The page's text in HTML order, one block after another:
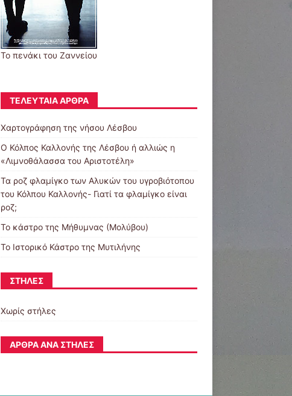
Το πενάκι του Ζαννείου
ΤΕΛΕΥΤΑΊΑ ΆΡΘΡΑ
Χαρτογράφηση της νήσου Λέσβου
Ο Κόλπος Καλλονής της Λέσβου ή αλλιώς η
«Λιμνοθάλασσα του Αριστοτέλη»
Τα ροζ φλαμίγκο των Αλυκών του υγροβιότοπου
του Κόλπου Καλλονής- Γιατί τα φλαμίγκο είναι
ροζ;
To κάστρο της Μήθυμνας (Μολύβου)
Το Ιστορικό Κάστρο της Μυτιλήνης
ΣΤΉΛΕΣ
Χωρίς στήλες
ΆΡΘΡΑ ΑΝΆ ΣΤΉΛΕΣ